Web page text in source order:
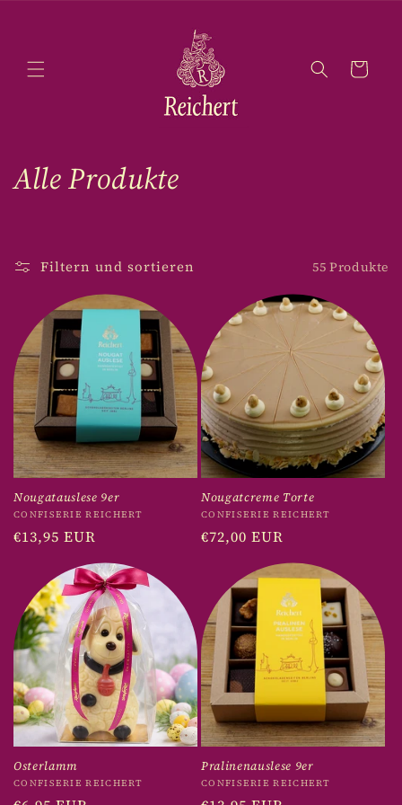
Warenkorb
K
t
g
o
r
i
e
:
Alle Produkte
Filtern und sortieren 55 Produkte
Nougatauslese 9er
Anbieter:
CONFISERIE REICHERT
Normaler
€13,95 EUR
Nougatcreme Torte
Anbieter:
CONFISERIE REICHERT
Normaler
€72,00 EUR
Osterlamm
Anbieter:
CONFISERIE REICHERT
Pralinenauslese 9er
Anbieter:
CONFISERIE REICHERT